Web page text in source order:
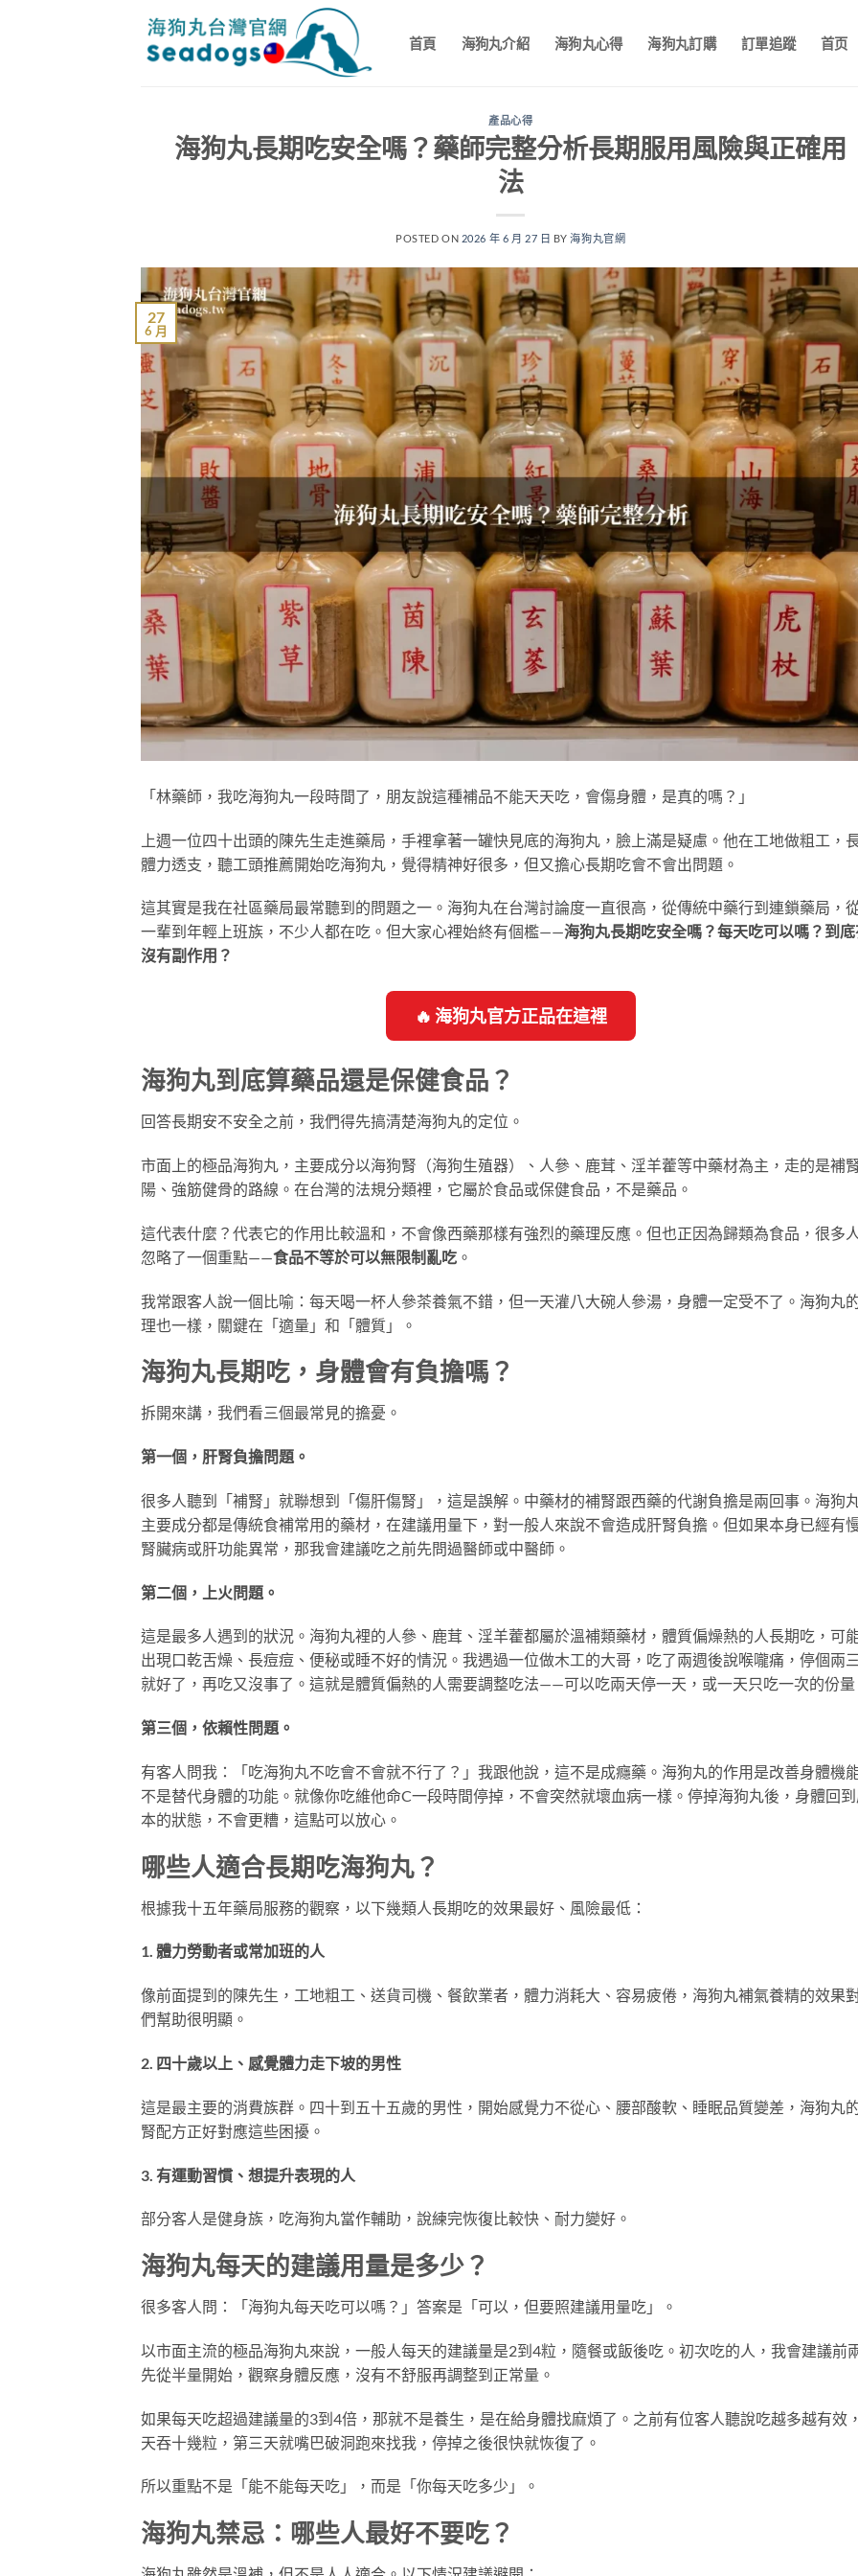
首頁 海狗丸介紹 海狗丸心得 海狗丸訂購 訂單追蹤 首页
產品心得
海狗丸長期吃安全嗎？藥師完整分析長期服用風險與正確用
法
POSTED ON 2026 年 6 月 27 日 BY海狗丸官網
27
6 月
「林藥師，我吃海狗丸一段時間了，朋友說這種補品不能天天吃，會傷身體，是真的嗎？」
上週一位四十出頭的陳先生走進藥局，手裡拿著一罐快見底的海狗丸，臉上滿是疑慮。他在工地做粗工，
體力透支，聽工頭推薦開始吃海狗丸，覺得精神好很多，但又擔心長期吃會不會出問題。
這其實是我在社區藥局最常聽到的問題之一。海狗丸在台灣討論度一直很高，從傳統中藥行到連鎖藥局，
一輩到年輕上班族，不少人都在吃。但大家心裡始終有個檻——海狗丸長期吃安全嗎？每天吃可以嗎？到
沒有副作用？
🔥 海狗丸官方正品在這裡
海狗丸到底算藥品還是保健食品？
回答長期安不安全之前，我們得先搞清楚海狗丸的定位。
市面上的極品海狗丸，主要成分以海狗腎（海狗生殖器）、人參、鹿茸、淫羊藿等中藥材為主，走的是補
陽、強筋健骨的路線。在台灣的法規分類裡，它屬於食品或保健食品，不是藥品。
這代表什麼？代表它的作用比較溫和，不會像西藥那樣有強烈的藥理反應。但也正因為歸類為食品，很多
忽略了一個重點——食品不等於可以無限制亂吃 。
我常跟客人說一個比喻：每天喝一杯人參茶養氣不錯，但一天灌八大碗人參湯，身體一定受不了。海狗丸
理也一樣，關鍵在「適量」和「體質」。
海狗丸長期吃，身體會有負擔嗎？
拆開來講，我們看三個最常見的擔憂。
第一個，肝腎負擔問題。
很多人聽到「補腎」就聯想到「傷肝傷腎」，這是誤解。中藥材的補腎跟西藥的代謝負擔是兩回事。海狗
主要成分都是傳統食補常用的藥材，在建議用量下，對一般人來說不會造成肝腎負擔。但如果本身已經有
腎臟病或肝功能異常，那我會建議吃之前先問過醫師或中醫師。
第二個，上火問題。
這是最多人遇到的狀況。海狗丸裡的人參、鹿茸、淫羊藿都屬於溫補類藥材，體質偏燥熱的人長期吃，可
出現口乾舌燥、長痘痘、便秘或睡不好的情況。我遇過一位做木工的大哥，吃了兩週後說喉嚨痛，停個兩
就好了，再吃又沒事了。這就是體質偏熱的人需要調整吃法——可以吃兩天停一天，或一天只吃一次的份量
第三個，依賴性問題。
有客人問我：「吃海狗丸不吃會不會就不行了？」我跟他說，這不是成癮藥。海狗丸的作用是改善身體機
不是替代身體的功能。就像你吃維他命C一段時間停掉，不會突然就壞血病一樣。停掉海狗丸後，身體回
本的狀態，不會更糟，這點可以放心。
哪些人適合長期吃海狗丸？
根據我十五年藥局服務的觀察，以下幾類人長期吃的效果最好、風險最低：
1. 體力勞動者或常加班的人
像前面提到的陳先生，工地粗工、送貨司機、餐飲業者，體力消耗大、容易疲倦，海狗丸補氣養精的效果
們幫助很明顯。
2. 四十歲以上、感覺體力走下坡的男性
這是最主要的消費族群。四十到五十五歲的男性，開始感覺力不從心、腰部酸軟、睡眠品質變差，海狗丸
腎配方正好對應這些困擾。
3. 有運動習慣、想提升表現的人
部分客人是健身族，吃海狗丸當作輔助，說練完恢復比較快、耐力變好。
海狗丸每天的建議用量是多少？
很多客人問：「海狗丸每天吃可以嗎？」答案是「可以，但要照建議用量吃」。
以市面主流的極品海狗丸來說，一般人每天的建議量是2到4粒，隨餐或飯後吃。初次吃的人，我會建議前
先從半量開始，觀察身體反應，沒有不舒服再調整到正常量。
如果每天吃超過建議量的3到4倍，那就不是養生，是在給身體找麻煩了。之前有位客人聽說吃越多越有效
天吞十幾粒，第三天就嘴巴破洞跑來找我，停掉之後很快就恢復了。
所以重點不是「能不能每天吃」，而是「你每天吃多少」。
海狗丸禁忌：哪些人最好不要吃？